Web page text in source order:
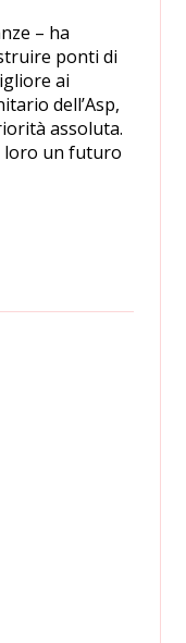
– ha
ponti di
ai
dell’Asp,
assoluta.
loro un futuro